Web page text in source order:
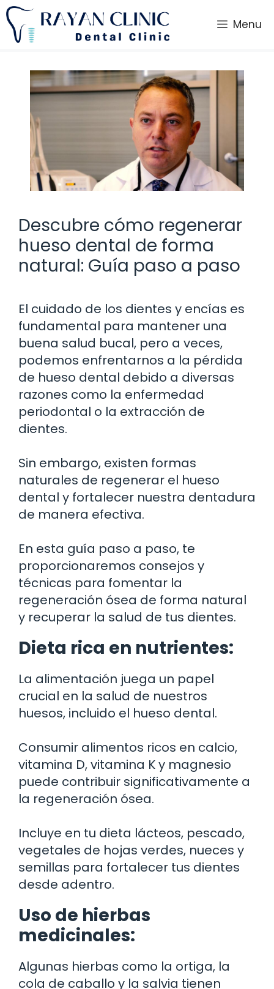
Saltar
al
contenido
Menu
Descubre cómo regenerar
hueso dental de forma
natural: Guía paso a paso
El cuidado de los dientes y encías es
fundamental para mantener una
buena salud bucal, pero a veces,
podemos enfrentarnos a la pérdida
de hueso dental debido a diversas
razones como la enfermedad
periodontal o la extracción de
dientes.
Sin embargo, existen formas
naturales de regenerar el hueso
dental y fortalecer nuestra dentadura
de manera efectiva.
En esta guía paso a paso, te
proporcionaremos consejos y
técnicas para fomentar la
regeneración ósea de forma natural
y recuperar la salud de tus dientes.
Dieta rica en nutrientes:
La alimentación juega un papel
crucial en la salud de nuestros
huesos, incluido el hueso dental.
Consumir alimentos ricos en calcio,
vitamina D, vitamina K y magnesio
puede contribuir significativamente a
la regeneración ósea.
Incluye en tu dieta lácteos, pescado,
vegetales de hojas verdes, nueces y
semillas para fortalecer tus dientes
desde adentro.
Uso de hierbas
medicinales:
Algunas hierbas como la ortiga, la
cola de caballo y la salvia tienen